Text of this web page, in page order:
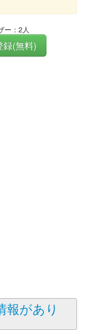
ー：2人
録(無料)
報があり